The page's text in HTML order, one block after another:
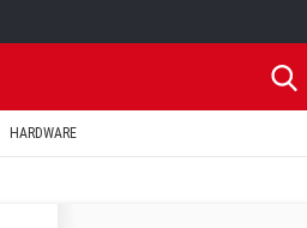
HARDWARE